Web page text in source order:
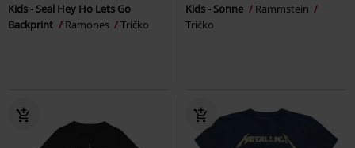
Kids - Seal Hey Ho Lets Go
Backprint
Ramones Tričko
Kids - Sonne
Rammstein
Tričko